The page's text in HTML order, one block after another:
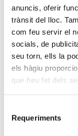
anuncis, oferir
trànsit del lloc.
com feu servir el
socials, de
seu torn, ells la
els hàgiu
que heu fet dels
Requeriments
(Gràfic
Temporal de
baixada de tipus